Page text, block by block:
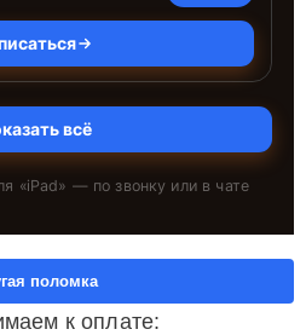
всё
«iPad» — по звонку или в чате
к оплате:
поломка